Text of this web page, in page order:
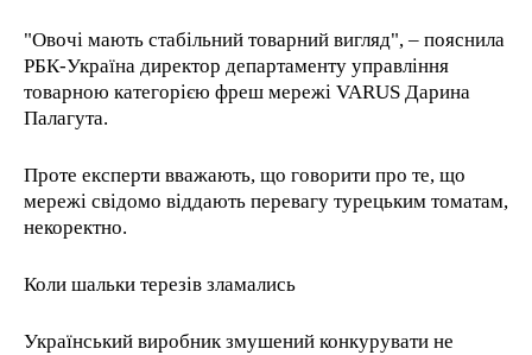
"Овочі мають стабільний товарний вигляд", – пояснила
РБК-Україна директор департаменту управління
товарною категорією фреш мережі VARUS Дарина
Палагута.
Проте експерти вважають, що говорити про те, що
мережі свідомо віддають перевагу турецьким томатам,
некоректно.
Коли шальки терезів зламались
Український виробник змушений конкурувати не